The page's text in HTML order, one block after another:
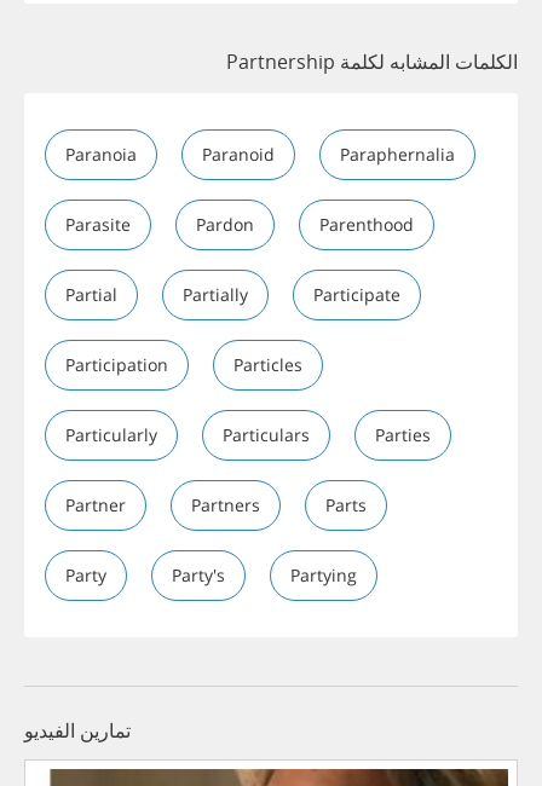
الكلمات المشابه لكلمة Partnership
Paranoia Paranoid Paraphernalia
Parasite Pardon Parenthood
Partial Partially Participate
Participation Particles
Particularly Particulars Parties
Partner Partners Parts
Party Party's Partying
تمارين الفيديو